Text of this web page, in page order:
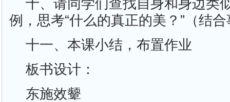
十、请同学们查找自身和身边类
例，思考“什么的真正的美？”（结
十一、本课小结，布置作业
板书设计：
东施效颦